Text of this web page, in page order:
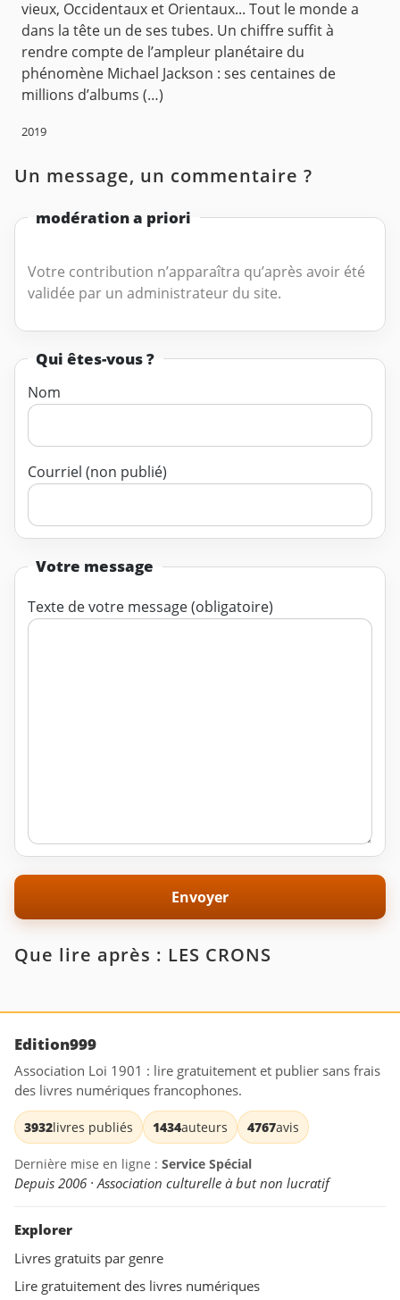
vieux, Occidentaux et Orientaux... Tout le monde a
dans la tête un de ses tubes. Un chiffre suffit à
rendre compte de l’ampleur planétaire du
phénomène Michael Jackson : ses centaines de
millions d’albums (…)
2019
Un message, un commentaire ?
modération a priori
Votre contribution n’apparaîtra qu’après avoir été
validée par un administrateur du site.
Qui êtes-vous ?
Nom
Courriel (non publié)
Votre message
Texte de votre message (obligatoire)
Que lire après : LES CRONS
Edition999
Association Loi 1901 : lire gratuitement et publier sans frais
des livres numériques francophones.
3932livres publiés 1434auteurs 4767avis
Dernière mise en ligne : Service Spécial
Depuis 2006 · Association culturelle à but non lucratif
Explorer
Livres gratuits par genre
Lire gratuitement des livres numériques